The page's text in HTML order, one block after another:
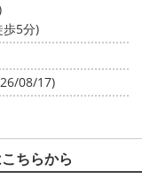
5分)
08/17)
こちらから